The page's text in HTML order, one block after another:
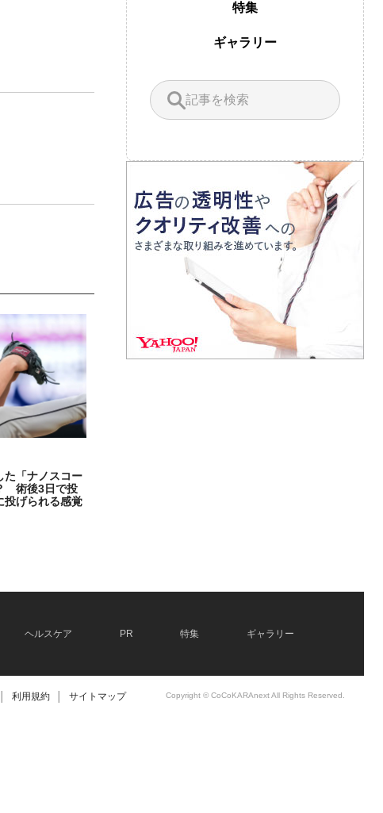
た「ナノスコー
術後3日で投
投げられる感覚
特集
ギャラリー
ヘルスケア PR 特集 ギャラリー
利用規約 サイトマップ Copyright © CoCoKARAnext All Rights Reserved.